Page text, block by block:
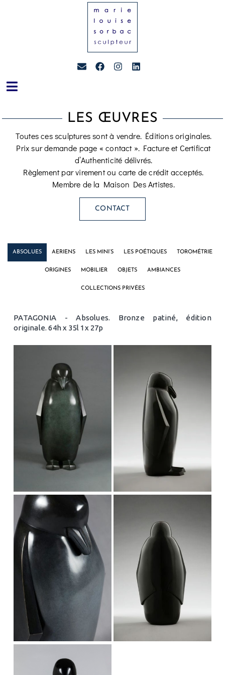
LES ŒUVRES
Toutes ces sculptures sont à vendre. Éditions originales.
Prix sur demande page « contact ». Facture et Certificat
d’Authenticité délivrés.
Règlement par virement ou carte de crédit acceptés.
Membre de la Maison Des Artistes.
CONTACT
ABSOLUES AERIENS LES MINI’S LES POÉTIQUES TOROMÉTRIE
ORIGINES MOBILIER OBJETS AMBIANCES
COLLECTIONS PRIVÉES
PATAGONIA - Absolues. Bronze patiné, édition
originale. 64h x 35l 1x 27p